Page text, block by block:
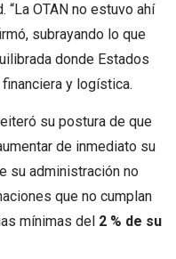
OTAN no estuvo ahí
subrayando lo que
donde Estados
y logística.
su postura de que
de inmediato su
su administración no
que no cumplan
mínimas del 2 % de su